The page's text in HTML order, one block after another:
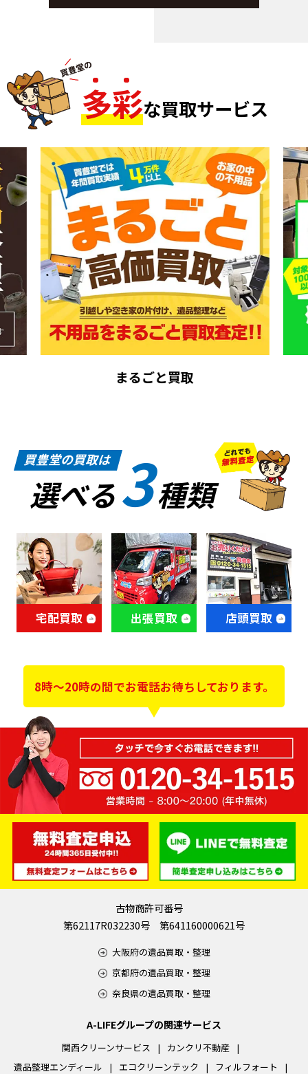
多彩な買取サービス
まるごと買取
買豊堂の買取は
選べる3種類
宅配買取 出張買取 店頭買取
8時～20時の間でお電話お待ちしております。
古物商許可番号
第62117R032230号 第641160000621号
大阪府の遺品買取・整理
京都府の遺品買取・整理
奈良県の遺品買取・整理
A-LIFEグループの関連サービス
関西クリーンサービス
カンクリ不動産
遺品整理エンディール
エコクリーンテック フィルフォート